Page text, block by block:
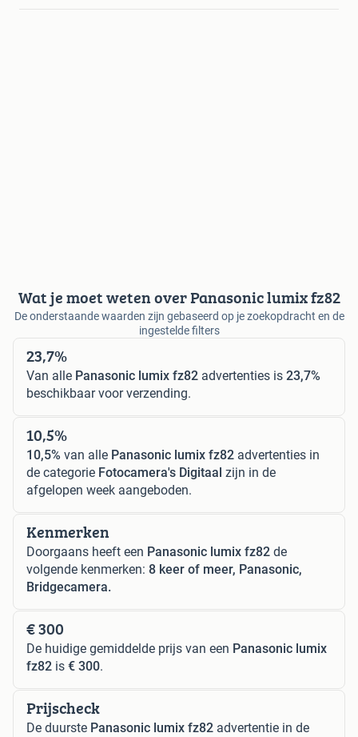
Wat je moet weten over Panasonic lumix fz82
De onderstaande waarden zijn gebaseerd op je zoekopdracht en de
ingestelde filters
23,7%
Van alle Panasonic lumix fz82 advertenties is 23,7%
beschikbaar voor verzending.
10,5%
10,5% van alle Panasonic lumix fz82 advertenties in
de categorie Fotocamera's Digitaal zijn in de
afgelopen week aangeboden.
Kenmerken
Doorgaans heeft een Panasonic lumix fz82 de
volgende kenmerken: 8 keer of meer, Panasonic,
Bridgecamera.
€ 300
De huidige gemiddelde prijs van een Panasonic lumix
fz82 is € 300.
Prijscheck
De duurste Panasonic lumix fz82 advertentie in de